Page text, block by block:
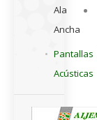
Ala
Ancha
Pantallas
Acústicas